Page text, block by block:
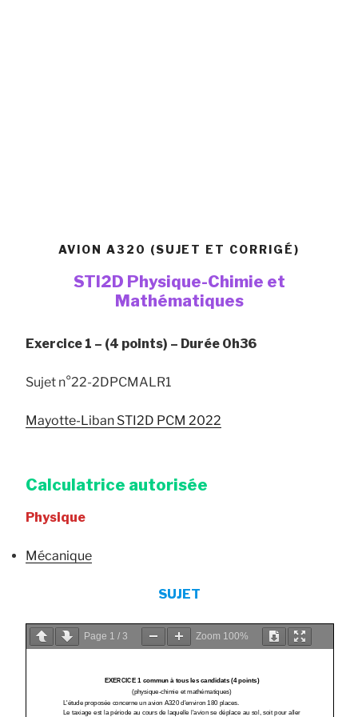
AVION A320 (SUJET ET CORRIGÉ)
STI2D Physique-Chimie et
Mathématiques
Exercice 1 – (4 points) – Durée 0h36
Sujet n°22-2DPCMALR1
Mayotte-Liban STI2D PCM 2022
Calculatrice autorisée
Physique
Mécanique
SUJET
Page 1 / 3 Zoom 100%